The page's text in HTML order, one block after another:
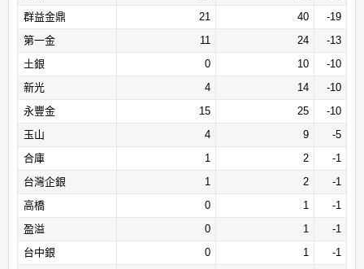
群益金鼎
21 40
-19
第一金
11 24
-13
土銀
0 10
-10
新光
4 14
-10
永豐金
15 25
-10
玉山
4 9
-5
合庫
1 2
-1
台灣企銀
1 2
-1
高橋
0 1
-1
盈溢
0 1
-1
台中銀
0 1 -1